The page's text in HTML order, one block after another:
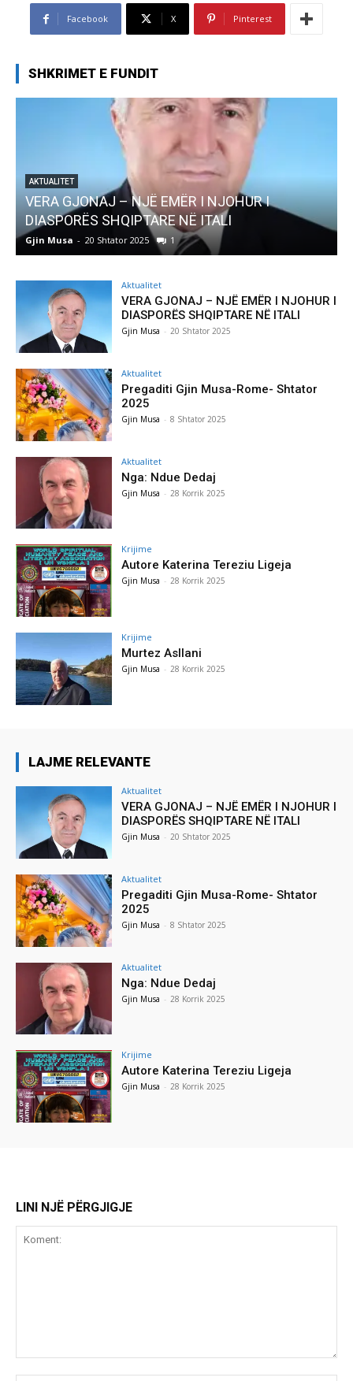
Facebook X Pinterest
SHKRIMET E FUNDIT
AKTUALITET
Pregaditi Gjin Musa-Rome- Shtator 2025
Gjin Musa - 8 Shtator 2025 0
Aktualitet
VERA GJONAJ – NJË EMËR I NJOHUR I
DIASPORËS SHQIPTARE NË ITALI
Gjin Musa - 20 Shtator 2025
Aktualitet
Pregaditi Gjin Musa-Rome- Shtator
2025
Gjin Musa - 8 Shtator 2025
Aktualitet
Nga: Ndue Dedaj
Gjin Musa - 28 Korrik 2025
Krijime
Autore Katerina Tereziu Ligeja
Gjin Musa - 28 Korrik 2025
Krijime
Murtez Asllani
Gjin Musa - 28 Korrik 2025
LAJME RELEVANTE
Aktualitet
VERA GJONAJ – NJË EMËR I NJOHUR I
DIASPORËS SHQIPTARE NË ITALI
Gjin Musa - 20 Shtator 2025
Aktualitet
Pregaditi Gjin Musa-Rome- Shtator
2025
Gjin Musa - 8 Shtator 2025
Aktualitet
Nga: Ndue Dedaj
Gjin Musa - 28 Korrik 2025
Krijime
Autore Katerina Tereziu Ligeja
Gjin Musa - 28 Korrik 2025
LINI NJË PËRGJIGJE